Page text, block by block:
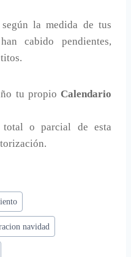
según la medida de tus
cabido pendientes,
tu propio Calendario
total o parcial de esta
navidad